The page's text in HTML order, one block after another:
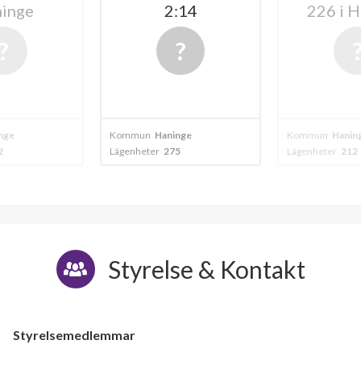
Haninge
275
226 i Haninge
Haninge
212
Styrelse & Kontakt
Styrelsemedlemmar